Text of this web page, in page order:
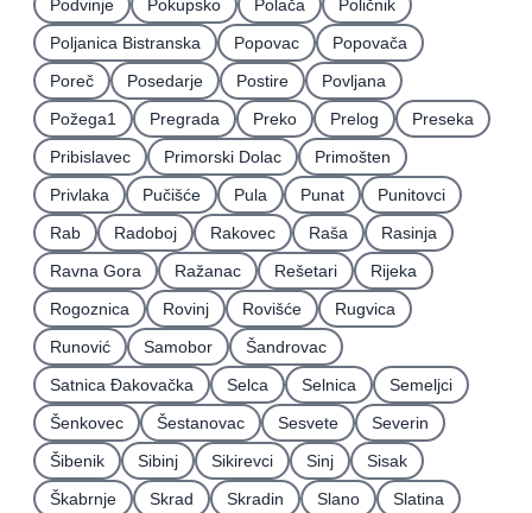
Podvinje
Pokupsko Polača
Poličnik
Poljanica Bistranska
Popovac
Popovača
Poreč
Posedarje Postire
Povljana
Požega1
Pregrada Preko Prelog
Preseka
Pribislavec
Primorski Dolac
Primošten
Privlaka
Pučišće Pula Punat
Punitovci
Rab
Radoboj Rakovec Raša
Rasinja
Ravna Gora
Ražanac Rešetari
Rijeka
Rogoznica
Rovinj Rovišće
Rugvica
Runović
Samobor
Šandrovac
Satnica Ðakovačka
Selca Selnica
Semeljci
Šenkovec
Šestanovac Sesvete
Severin
Šibenik
Sibinj Sikirevci Sinj
Sisak
Škabrnje
Skrad Skradin Slano
Slatina